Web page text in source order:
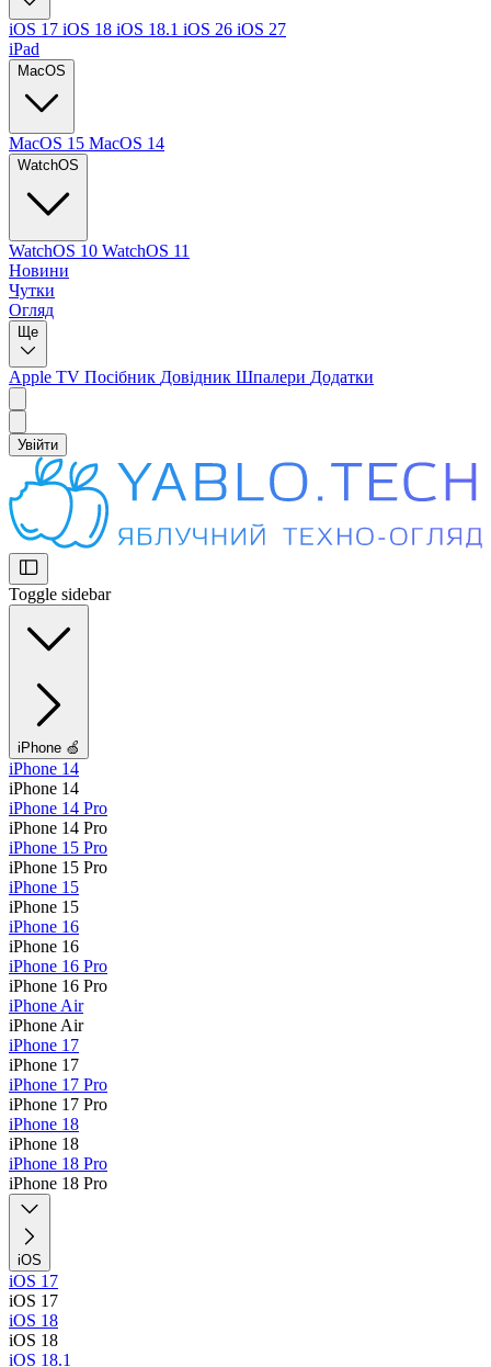
iOS 17 iOS 18 iOS 18.1 iOS 26 iOS 27
iPad
MacOS
MacOS 15 MacOS 14
WatchOS
WatchOS 10 WatchOS 11
Новини
Чутки
Огляд
Ще
Apple TV Посібник Довідник Шпалери Додатки
Увійти
Toggle sidebar
iPhone 🍏
iPhone 14
iPhone 14
iPhone 14 Pro
iPhone 14 Pro
iPhone 15 Pro
iPhone 15 Pro
iPhone 15
iPhone 15
iPhone 16
iPhone 16
iPhone 16 Pro
iPhone 16 Pro
iPhone Air
iPhone Air
iPhone 17
iPhone 17
iPhone 17 Pro
iPhone 17 Pro
iPhone 18
iPhone 18
iPhone 18 Pro
iPhone 18 Pro
iOS
iOS 17
iOS 17
iOS 18
iOS 18
iOS 18.1